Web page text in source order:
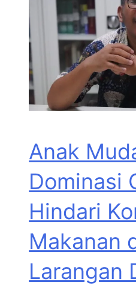
Anak
Dominasi
Hindari
Makanan
Larangan